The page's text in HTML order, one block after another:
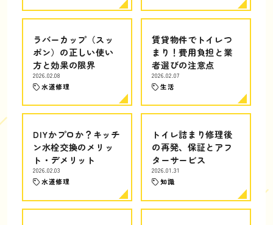
ラバーカップ（スッ
ポン）の正しい使い
方と効果の限界
2026.02.08
水道修理
賃貸物件でトイレつ
まり！費用負担と業
者選びの注意点
2026.02.07
生活
DIYかプロか？キッチ
ン水栓交換のメリッ
ト・デメリット
2026.02.03
水道修理
トイレ詰まり修理後
の再発、保証とアフ
ターサービス
2026.01.31
知識